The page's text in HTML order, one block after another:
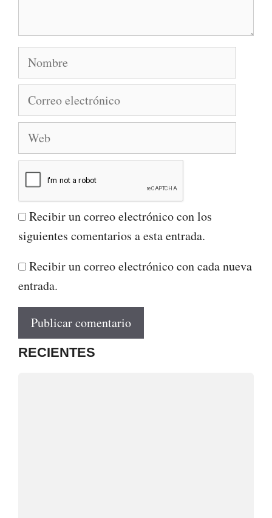
Nombre
Correo
electrónico
Web
Recibir un correo electrónico con los
siguientes comentarios a esta entrada.
Recibir un correo electrónico con cada nueva
entrada.
RECIENTES